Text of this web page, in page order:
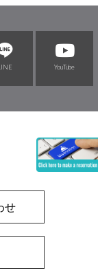
YouTube
せ